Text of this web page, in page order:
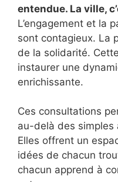
entendue. La ville,
L’engagement et la
sont contagieux. La
de la solidarité.
instaurer une
enrichissante.
Ces consultations
au-delà des
Elles offrent un
idées de chacun
chacun apprend à